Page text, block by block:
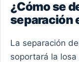
¿Cómo se
separación
La separación
soportará la